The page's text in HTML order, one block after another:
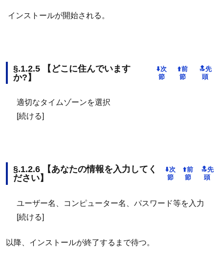
インストールが開始される。
【どこに住んでいます
か?】
適切なタイムゾーンを選択
[続ける]
【あなたの情報を入力してく
ださい】
ユーザー名、コンピューター名、パスワード等を入力
[続ける]
以降、インストールが終了するまで待つ。